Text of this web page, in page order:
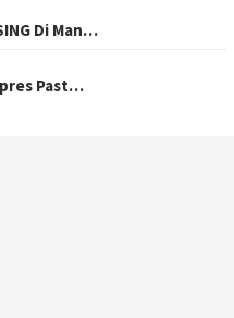
Di Man…
Past…